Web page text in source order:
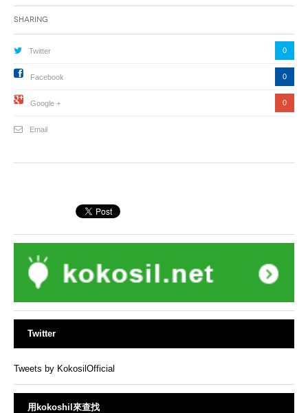
Sharing
Twitter 0
Facebook 0
Google + 0
Email
Twitter
Tweets by KokosilOfficial
用kokoshil來查找